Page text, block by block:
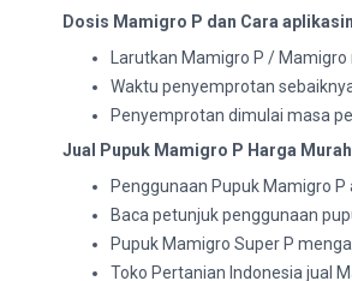
Dosis Mamigro P dan Cara
Larutkan Mamigro P /
Waktu penyemprotan
Penyemprotan dimulai masa
Jual Pupuk Mamigro P Harga
Penggunaan Pupuk Mamigro
Baca petunjuk penggunaan
Pupuk Mamigro Super P
Toko Pertanian Indonesia jual